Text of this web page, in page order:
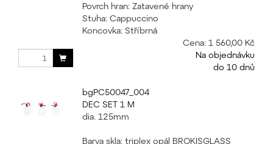
Povrch hran: Zatavené hrany
Stuha: Cappuccino
Koncovka: Stříbrná
Cena: 1 560,00 Kč
Na objednávku
do 10 dnů
bgPC50047_004
DEC SET 1 M
dia. 125mm
Barva skla: triplex opál BROKISGLASS